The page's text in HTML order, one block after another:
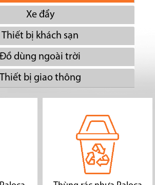
Xe đẩy
Thiết bị khách sạn
Đồ dùng ngoài trời
Thiết bị giao thông